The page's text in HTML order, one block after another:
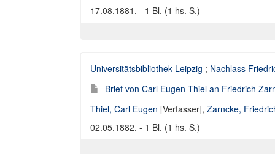
17.08.1881. - 1 Bl. (1 hs. S.)
Universitätsbibliothek Leipzig ; Nachlass
Brief von Carl Eugen Thiel an Friedrich
Thiel, Carl Eugen [Verfasser], Zarncke,
02.05.1882. - 1 Bl. (1 hs. S.)